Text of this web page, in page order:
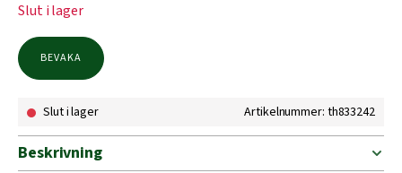
Slut i lager
BEVAKA
Slut i lager Artikelnummer: th833242
Beskrivning